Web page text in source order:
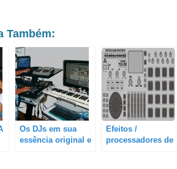
Também:
Os DJs em sua
essência original e
Efeitos /
processadores de